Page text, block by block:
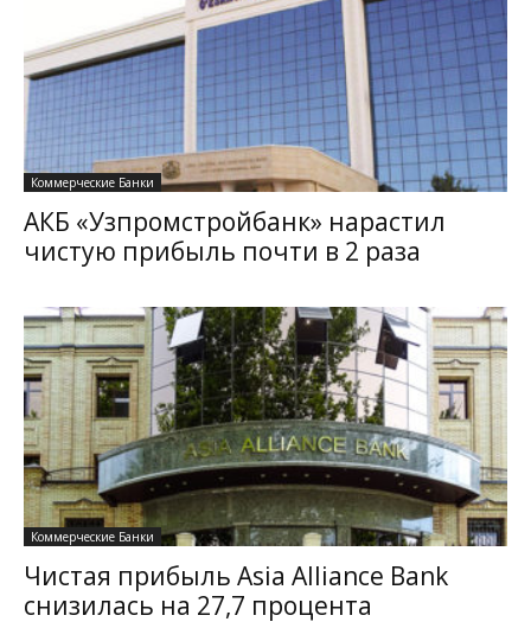
Коммерческие Банки
АКБ «Узпромстройбанк» нарастил
чистую прибыль почти в 2 раза
Коммерческие Банки
Чистая прибыль Asia Alliance Bank
снизилась на 27,7 процента